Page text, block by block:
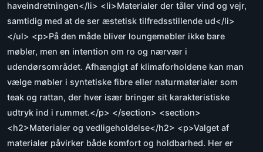
haveindretningen</li> <li>Materialer der tåler vind og vejr,
samtidig med at de ser æstetisk tilfredsstillende ud</li>
</ul> <p>På den måde bliver loungemøbler ikke bare
møbler, men en intention om ro og nærvær i
udendørsområdet. Afhængigt af klimaforholdene kan man
vælge møbler i syntetiske fibre eller naturmaterialer som
teak og rattan, der hver især bringer sit karakteristiske
udtryk ind i rummet.</p> </section> <section>
<h2>Materialer og vedligeholdelse</h2> <p>Valget af
materialer påvirker både komfort og holdbarhed. Her er